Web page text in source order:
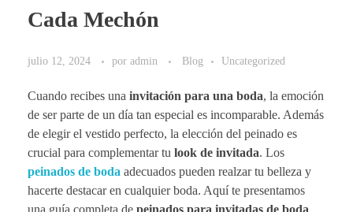
Cada Mechón
julio 12, 2024 por admin Blog Uncategorized
Cuando recibes una invitación para una boda, la emoción
de ser parte de un día tan especial es incomparable. Además
de elegir el vestido perfecto, la elección del peinado es
crucial para complementar tu look de invitada. Los
peinados de boda adecuados pueden realzar tu belleza y
hacerte destacar en cualquier boda. Aquí te presentamos